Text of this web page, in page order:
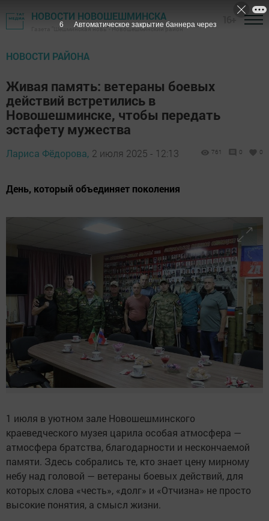
НОВОСТИ НОВОШЕШМИНСКА
Газета "Шешминская новь" - Новошешминский район
НОВОСТИ РАЙОНА
Живая память: ветераны боевых
действий встретились в
Новошешминске, чтобы передать
эстафету мужества
Лариса Фёдорова, 2 июля 2025 - 12:13 761 0 0
День, который объединяет поколения
1 июля в уютном зале Новошешминского
краеведческого музея царила особая атмосфера —
атмосфера братства, благодарности и нескончаемой
памяти. Здесь собрались те, кто знает цену мирному
небу над головой — ветераны боевых действий, для
которых слова «честь», «долг» и «Отчизна» не просто
высокие понятия, а смысл жизни.
4 Автоматическое закрытие баннера через